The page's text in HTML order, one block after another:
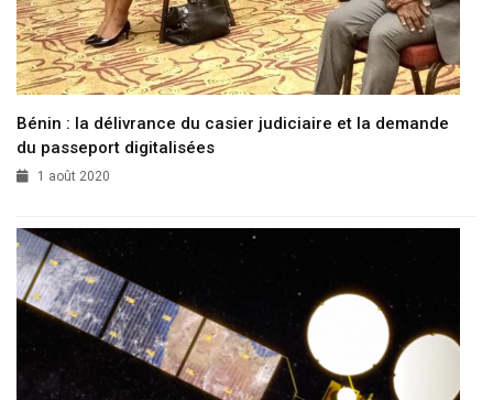
Bénin : la délivrance du casier judiciaire et la demande
du passeport digitalisées
1 août 2020